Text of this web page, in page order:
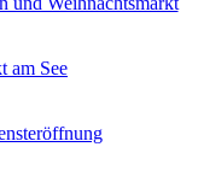
am See